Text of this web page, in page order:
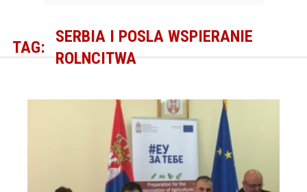
TAG:
SERBIA I POSLA WSPIERANIE
ROLNCITWA